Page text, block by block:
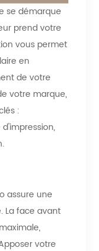
se démarque
prend votre
vous permet
en
de votre
votre marque,
:
assure une
La face avant
votre